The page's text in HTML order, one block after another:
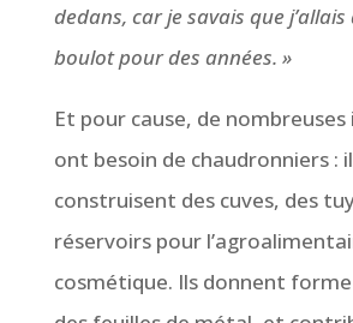
dedans, car je savais que
boulot pour des années. »
Et pour cause, de
ont besoin de chaudronniers :
construisent des cuves, des
réservoirs pour
cosmétique. Ils donnent